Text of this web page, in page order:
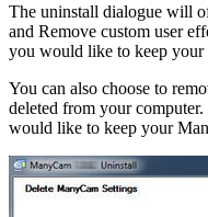
The uninstall dialogue will
and Remove custom user
you would like to keep your
You can also choose to
deleted from your
would like to keep your